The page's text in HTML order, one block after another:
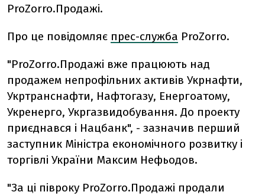
ProZorro.Продажі.
Про це повідомляє прес-служба ProZorro.
"ProZorro.Продажі вже працюють над
продажем непрофільних активів Укрнафти,
Укртранснафти, Нафтогазу, Енергоатому,
Укренерго, Укргазвидобування. До проекту
приєднався і Нацбанк", - зазначив перший
заступник Міністра економічного розвитку і
торгівлі України Максим Нефьодов.
"За ці півроку ProZorro.Продажі продали